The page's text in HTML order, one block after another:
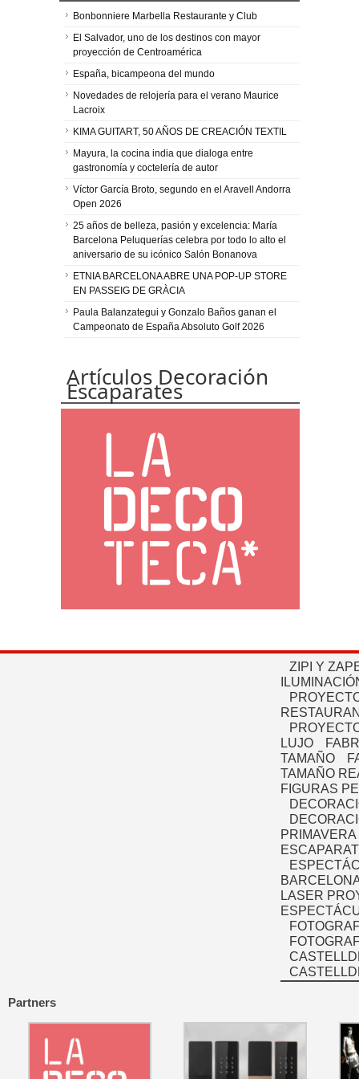
Bonbonniere Marbella Restaurante y Club
El Salvador, uno de los destinos con mayor
proyección de Centroamérica
España, bicampeona del mundo
Novedades de relojería para el verano Maurice
Lacroix
KIMA GUITART, 50 AÑOS DE CREACIÓN TEXTIL
Mayura, la cocina india que dialoga entre
gastronomía y coctelería de autor
Víctor García Broto, segundo en el Aravell Andorra
Open 2026
25 años de belleza, pasión y excelencia: María
Barcelona Peluquerías celebra por todo lo alto el
aniversario de su icónico Salón Bonanova
ETNIA BARCELONA ABRE UNA POP-UP STORE
EN PASSEIG DE GRÀCIA
Paula Balanzategui y Gonzalo Baños ganan el
Campeonato de España Absoluto Golf 2026
Artículos Decoración
Escaparates
ZIPI Y
LUJO
TAMAÑO
TAMAÑO
FIGURAS
PRIMAVERA
LASER
Partners